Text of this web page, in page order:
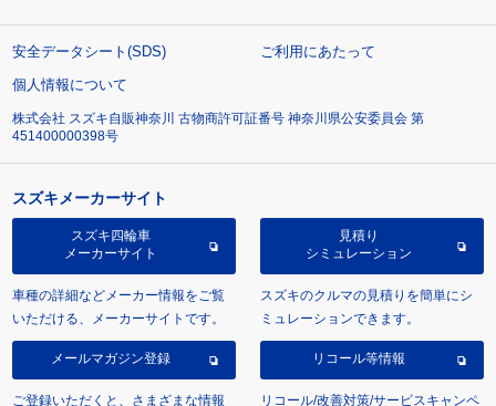
安全データシート(SDS)
ご利用にあたって
個人情報について
株式会社 スズキ自販神奈川 古物商許可証番号 神奈川県公安委員会 第
451400000398号
スズキメーカーサイト
スズキ四輪車
メーカーサイト
車種の詳細などメーカー情報をご覧
いただける、メーカーサイトです。
見積り
シミュレーション
スズキのクルマの見積りを簡単にシ
ミュレーションできます。
メールマガジン登録
ご登録いただくと、さまざまな情報
リコール等情報
リコール/改善対策/サービスキャンペ